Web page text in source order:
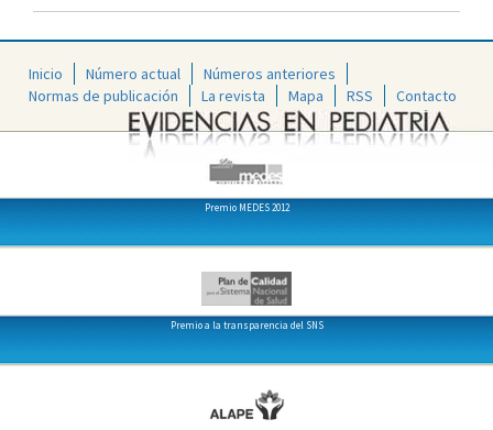
Inicio Número actual
Números anteriores
Normas de publicación
La revista Mapa RSS Contacto
Premio MEDES 2012
Premio a la transparencia del SNS